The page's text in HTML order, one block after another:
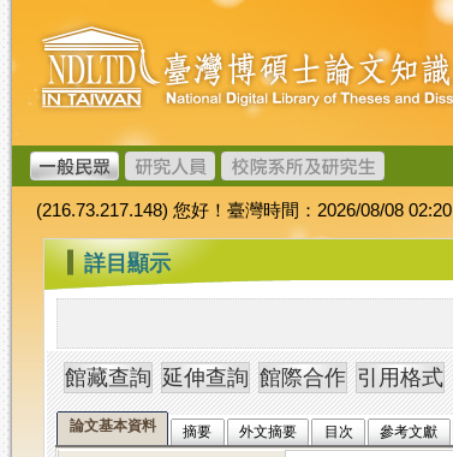
跳
到
主
要
內
容
臺
灣
博
碩
士
論
文
加
值
系
統
(216.73.217.148) 您好！臺灣時間：2026/08/08 02:20
::: 詳目顯示
論文基本資料 摘要 外文摘要 目次 參考文獻